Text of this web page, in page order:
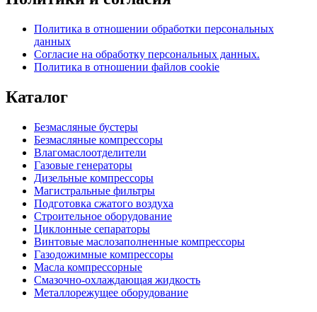
Политика в отношении обработки персональных
данных
Согласие на обработку персональных данных.
Политика в отношении файлов cookie
Каталог
Безмасляные бустеры
Безмасляные компрессоры
Влагомаслоотделители
Газовые генераторы
Дизельные компрессоры
Магистральные фильтры
Подготовка сжатого воздуха
Строительное оборудование
Циклонные сепараторы
Винтовые маслозаполненные компрессоры
Газодожимные компрессоры
Масла компрессорные
Смазочно-охлаждающая жидкость
Металлорежущее оборудование